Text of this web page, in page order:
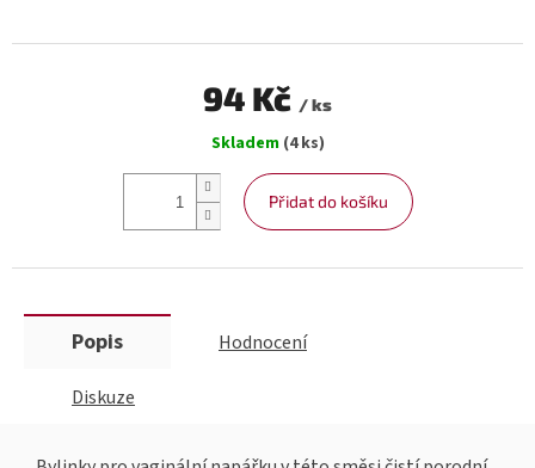
94 Kč / ks
cena:
Skladem (4 ks)
Přidat do košíku
Popis Hodnocení
Diskuze